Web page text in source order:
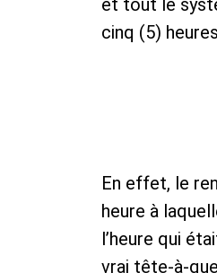
cinq (5)
En effet, le
heure à
l’heure qui
vrai tête-à-